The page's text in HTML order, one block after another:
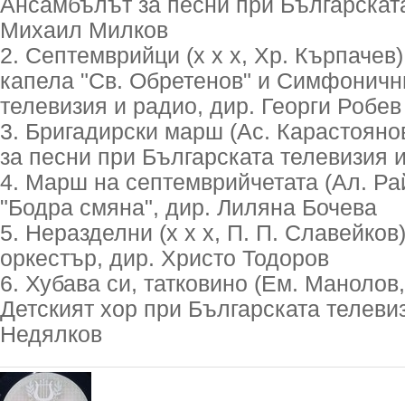
Ансамбълът за песни при
Михаил Милков
2. Септемврийци (х х х, Хр.
капела "Св. Обретенов" и
телевизия и радио, дир. Георги Робев
3. Бригадирски марш (Ас.
за песни при Българската
4. Марш на септемврийчетата (Ал.
"Бодра смяна", дир. Лиляна Бочева
5. Неразделни (х х х, П. П.
оркестър, дир. Христо Тодоров
6. Хубава си, татковино (Ем.
Детският хор при Българската
Недялков